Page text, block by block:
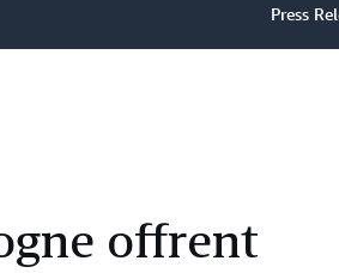
Press
offrent